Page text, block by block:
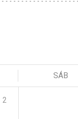
SÁB
2